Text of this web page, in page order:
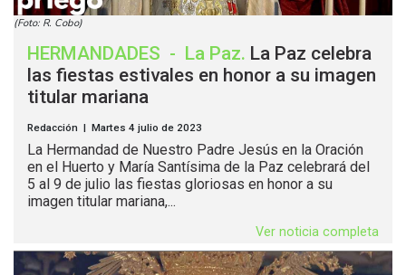
(Foto: R. Cobo)
HERMANDADES - La Paz. La Paz celebra
las fiestas estivales en honor a su imagen
titular mariana
Redacción | Martes 4 julio de 2023
La Hermandad de Nuestro Padre Jesús en la Oración
en el Huerto y María Santísima de la Paz celebrará del
5 al 9 de julio las fiestas gloriosas en honor a su
imagen titular mariana,...
Ver noticia completa